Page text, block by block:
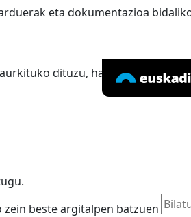
eta dokumentazioa
dituzu, hausnarketarako
beste argitalpen batzuen berri